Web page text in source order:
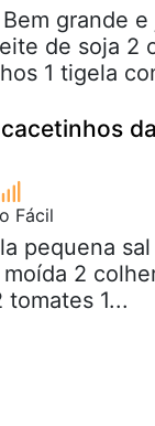
grande
de soja 2
1 tigela
Fácil
pequena
2
1...